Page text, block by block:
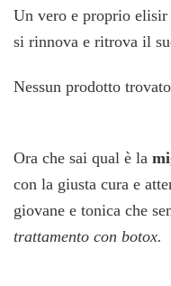
Un vero e proprio
si rinnova e ritrova il
Nessun prodotto
Ora che sai qual è la
con la giusta cura e
giovane e tonica che
trattamento con botox.